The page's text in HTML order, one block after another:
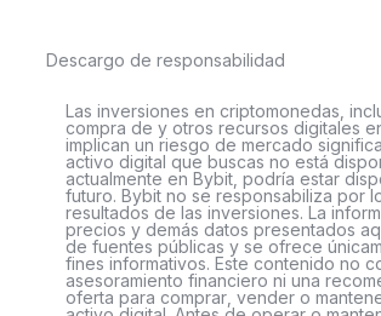
Descargo de responsabilidad
Las inversiones en criptomonedas,
compra de y otros recursos digitales
implican un riesgo de mercado
activo digital que buscas no está
actualmente en Bybit, podría estar
futuro. Bybit no se responsabiliza por
resultados de las inversiones. La
precios y demás datos presentados
de fuentes públicas y se ofrece
fines informativos. Este contenido no
asesoramiento financiero ni una
oferta para comprar, vender o